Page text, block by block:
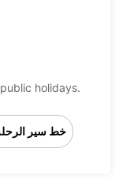
holidays.
خط سير